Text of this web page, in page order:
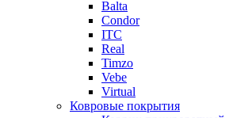
Balta
Condor
ITC
Real
Timzo
Vebe
Virtual
Ковровые покрытия